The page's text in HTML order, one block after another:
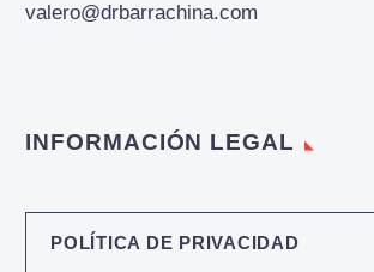
valero@drbarrachina.com
INFORMACIÓN LEGAL
POLÍTICA DE PRIVACIDAD